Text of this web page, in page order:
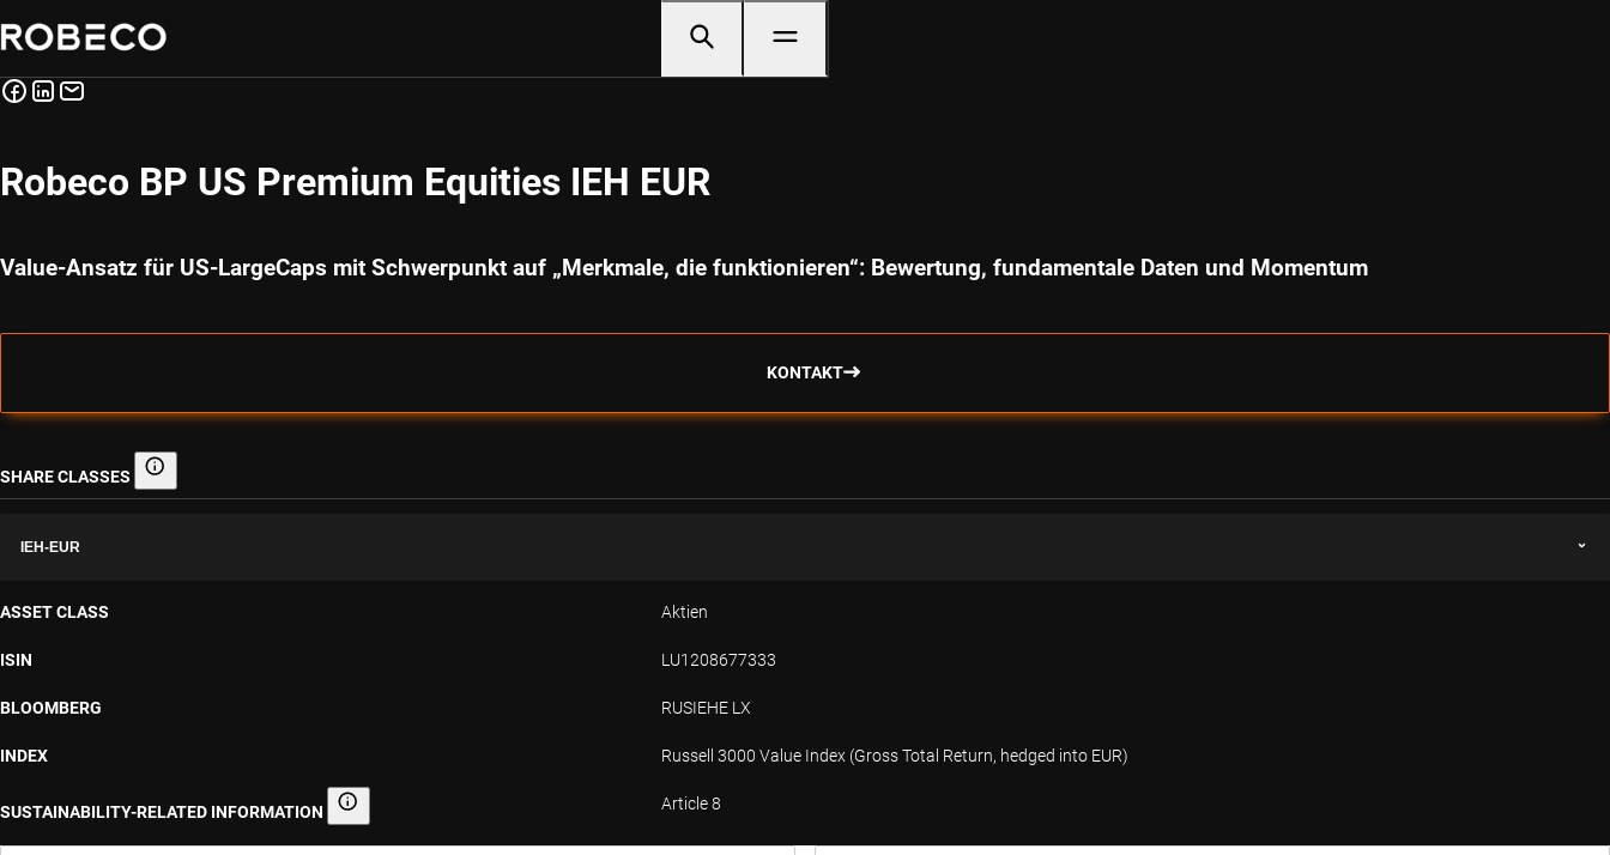
Robeco BP US Premium Equities IEH EUR
Value-Ansatz für US-LargeCaps mit Schwerpunkt auf „Merkmale, die funktionieren“: Bewertung, fundamentale Daten und Momentum
KONTAKT
SHARE CLASSES Share classes
IEH-EUR
ASSET CLASS Aktien
ISIN LU1208677333
BLOOMBERG RUSIEHE LX
INDEX Russell 3000 Value Index (Gross Total Return, hedged into EUR)
SUSTAINABILITY-RELATED INFORMATION Sustainability-related information Article 8